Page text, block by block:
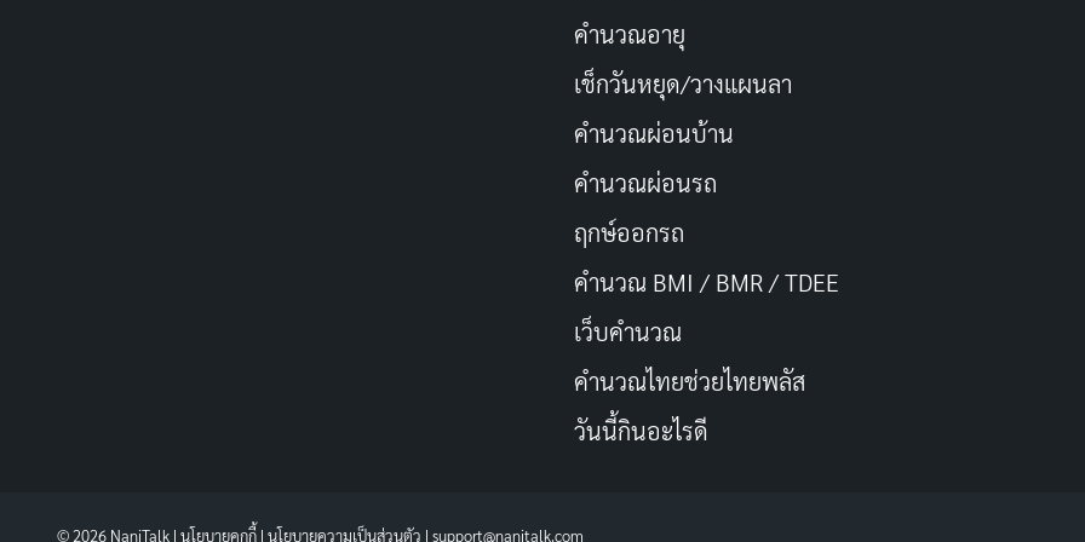
คำนวณอายุ
เช็กวันหยุด/วางแผนลา
คำนวณผ่อนบ้าน
คำนวณผ่อนรถ
ฤกษ์ออกรถ
คำนวณ BMI / BMR / TDEE
เว็บคํานวณ
คํานวณไทยช่วยไทยพลัส
วันนี้กินอะไรดี
© 2026 NaniTalk | นโยบายคุกกี้ | นโยบายความเป็นส่วนตัว | support@nanitalk.com